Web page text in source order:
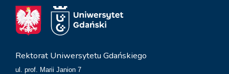
Rektorat Uniwersytetu Gdańskiego
ul. prof. Marii Janion 7